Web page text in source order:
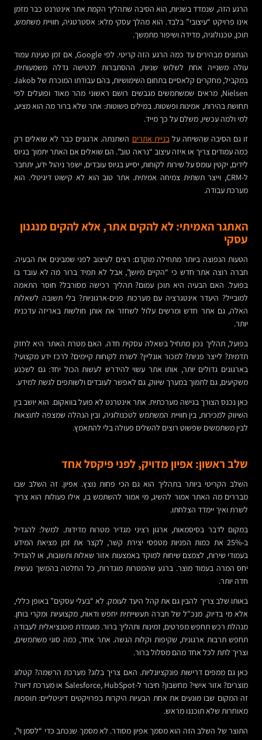
הרגע הזה, שנמדד בשניות, הוא הסיבה שתהליך הקמת אתר אינטרנט כבר מזמן
אינו פרויקט “עיצובי” בלבד. הוא מהלך עסקי מלא: אסטרטגיה, חוויית משתמש,
תוכן, טכנולוגיה, מדידה ושיפור מתמשך.
הנתונים מבהירים עד כמה הרגע הזה קריטי. לפי Google, אם זמן טעינת עמוד
עולה משנייה אחת לשלוש שניות, ההסתברות לנטישה גדלה משמעותית.
במקביל, מחקרים קלאסיים בתחום השימושיות, בהם עבודתו המוכרת של Jakob
Nielsen, מראים שמשתמשים מגבשים רושם ראשוני מהר מאוד ופועלים לפי
תחושת בהירות, אמינות ופשטות. במילים פשוטות: אתר שלא ברור מה הוא מציע,
למי ולמה עכשיו, משלם על כך מייד.
זו גם הסיבה שהשיחה על בניית אתרים השתנתה. ארגונים כבר לא שואלים רק
כמה עמודים צריך או איזה עיצוב “נראה טוב”. הם שואלים אם האתר יתמוך בגיוס
לידים, יקטין עומס על שירות לקוחות, יסייע בגיוס עובדים, ישפר ניהול ידע, יתחבר
ל-CRM, וייצר תשתית צמיחה אמיתית. אתר טוב הוא לא קישוט דיגיטלי. הוא
מערכת עבודה.
האתגר האמיתי: לא להקים אתר, אלא להקים מנגנון
עסקי
הטעות הנפוצה ביותר מתחילה מוקדם: רצים לעיצוב לפני שמבינים את הבעיה.
חברה רוצה אתר חדש כי “הקיים מיושן”, אבל לא תמיד ברור מה לא עובד בו
בפועל. האם הבעיה היא תוכן עמום? תהליך רכישה מסורבל? חוסר התאמה
למובייל? היעדר אינטגרציה עם מערכות פנים-ארגוניות? בלי תשובה לשאלות
האלה, גם אתר חדש ומרשים עלול לשחזר את אותן חולשות באריזה עדכנית
יותר.
בפועל, תהליך נכון מתחיל בשאלה עסקית חדה. האם מטרת האתר היא לחזק
תדמית? לייצר פניות? למכור אונליין? לשרת לקוחות קיימים? לרכז ידע מקצועי?
בארגונים גדולים יותר, אותו אתר עשוי להידרש לעשות הכול יחד: גם לשכנע
משקיעים, גם לתמוך במערך שיווק, גם לאפשר לעובדים ולשותפים לגשת למידע.
כאן נכנס הצורך בגישה מערכתית. אתר אינטרנט לא פועל בוואקום. הוא יושב בין
השיווק למכירות, בין חוויית המשתמש לטכנולוגיה, ובין הנהלה שמצפה לתוצאות
לבין משתמשים שפשוט רוצים להשלים פעולה בלי להתאמץ.
שלב ראשון: אפיון מדויק, לפני פיקסל אחד
השלב הקריטי ביותר בתהליך הוא גם הכי פחות נוצץ. אפיון. זה השלב שבו
מבררים מה האתר אמור להשיג, מי אמור להשתמש בו, אילו פעולות הוא צריך
לשרת ואיך יימדד הצלחתו.
במקום לדבר בסיסמאות, ארגון רציני מגדיר מטרות מדידות. למשל: להגדיל
ב-25% את כמות הפניות מטפסי יצירת קשר, לקצר את זמן מציאת המידע
בעמודי שירות, לצמצם שיחות למוקד באמצעות אזור שאלות ותשובות, או להגדיל
יחס המרה בעמוד מוצר. ברגע שהמטרות מוגדרות, כל החלטה בהמשך נעשית
חדה יותר.
באותו שלב צריך להבין גם את קהל היעד לעומק. לא “בעלי עסקים” באופן כללי,
אלא מי בדיוק. מנכ"ל של חברה תעשייתית יחפש ודאות, מקצועיות ומקרי בוחן.
מנהלת רכש תחפש מפרטים, זמינות ותהליך ברור. מועמדת פוטנציאלית לעבודה
תחפש תרבות ארגונית, שקיפות וקלות הגשה. אתר אחד, כמה סוגי משתמשים,
וצריך לתת לכל אחד מהם מסלול ברור.
כאן גם ממפים דרישות פונקציונליות. האם צריך בלוג? מערכת הרשמה? קטלוג
מוצרים? אזור אישי? מחשבון? חיבור ל-Salesforce, HubSpot או מערכת דיוור?
זה המקום שבו מונעים את אחת הבעיות היקרות בפרויקטים דיגיטליים: תוספות
מאוחרות שלא תוכננו מראש.
התוצר של השלב הזה הוא מסמך אפיון מסודר. לא מסמך שנכתב כדי “לסמן וי”,